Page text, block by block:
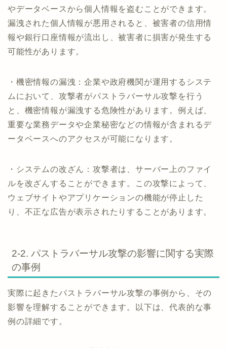
やデータベースから個人情報を盗むことができます。
漏洩された個人情報が悪用されると、被害者の信用情
報や銀行口座情報が流出し、被害者に損害が発生する
可能性があります。
・機密情報の漏洩：企業や政府機関が運用するシステ
ムにおいて、攻撃者がパストラバーサル攻撃を行う
と、機密情報が漏洩する危険性があります。例えば、
重要な業務データや企業秘密などの情報が含まれるデ
ータベースへのアクセスが可能になります。
・システムの改ざん：攻撃者は、サーバー上のファイ
ルを改ざんすることができます。この攻撃によって、
ウェブサイトやアプリケーションの機能が停止した
り、不正な広告が表示されたりすることがあります。
2-2. パストラバーサル攻撃の影響に関する実際
の事例
実際に起きたパストラバーサル攻撃の事例から、その
影響を理解することができます。以下は、代表的な事
例の詳細です。